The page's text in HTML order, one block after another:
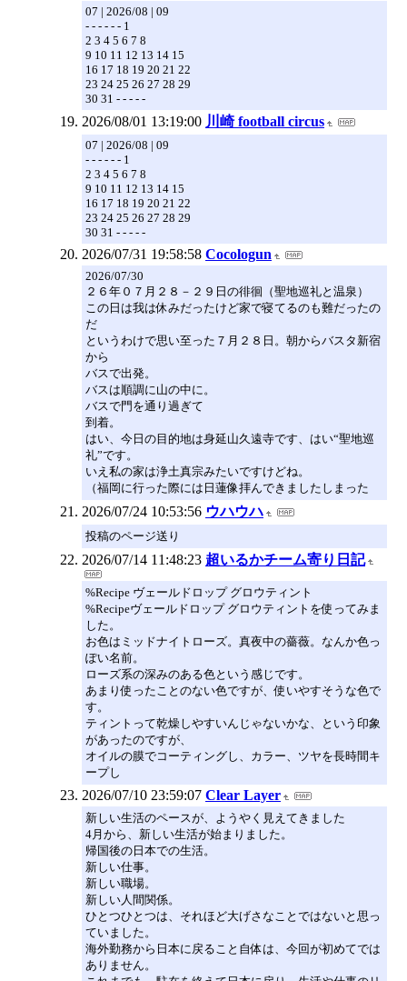
07 | 2026/08 | 09
- - - - - - 1
2 3 4 5 6 7 8
9 10 11 12 13 14 15
16 17 18 19 20 21 22
23 24 25 26 27 28 29
30 31 - - - - -
2026/08/01 13:19:00 川崎 football circus
07 | 2026/08 | 09
- - - - - - 1
2 3 4 5 6 7 8
9 10 11 12 13 14 15
16 17 18 19 20 21 22
23 24 25 26 27 28 29
30 31 - - - - -
2026/07/31 19:58:58 Cocologun
2026/07/30
２６年０７月２８－２９日の徘徊（聖地巡礼と温泉）
この日は我は休みだったけど家で寝てるのも難だったの
だ
というわけで思い至った７月２８日。朝からバスタ新宿
から
バスで出発。
バスは順調に山の中に。
バスで門を通り過ぎて
到着。
はい、今日の目的地は身延山久遠寺です、はい“聖地巡
礼”です。
いえ私の家は浄土真宗みたいですけどね。
（福岡に行った際には日蓮像拝んできましたしまった
2026/07/24 10:53:56 ウハウハ
投稿のページ送り
2026/07/14 11:48:23 超いるかチーム寄り日記
%Recipe ヴェールドロップ グロウティント
%Recipeヴェールドロップ グロウティントを使ってみま
した。
お色はミッドナイトローズ。真夜中の薔薇。なんか色っ
ぽい名前。
ローズ系の深みのある色という感じです。
あまり使ったことのない色ですが、使いやすそうな色で
す。
ティントって乾燥しやすいんじゃないかな、という印象
があったのですが、
オイルの膜でコーティングし、カラー、ツヤを長時間キ
ープし
2026/07/10 23:59:07 Clear Layer
新しい生活のペースが、ようやく見えてきました
4月から、新しい生活が始まりました。
帰国後の日本での生活。
新しい仕事。
新しい職場。
新しい人間関係。
ひとつひとつは、それほど大げさなことではないと思っ
ていました。
海外勤務から日本に戻ること自体は、今回が初めてでは
ありません。